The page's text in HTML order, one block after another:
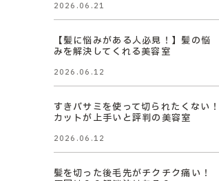
2026.06.21
【髪に悩みがある人必見！】髪の悩
みを解決してくれる美容室
2026.06.12
すきバサミを使って切られたくない！
カットが上手いと評判の美容室
2026.06.12
髪を切った後毛先がチクチク痛い！